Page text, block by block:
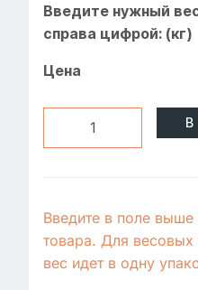
Введите нужный
справа цифрой: (кг)
Цена
Введите в поле выше
товара. Для
вес идет в одну